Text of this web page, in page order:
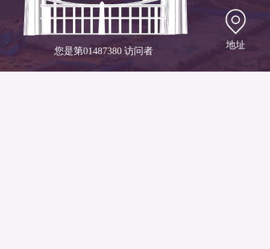
您是第01487380 访问者
地址